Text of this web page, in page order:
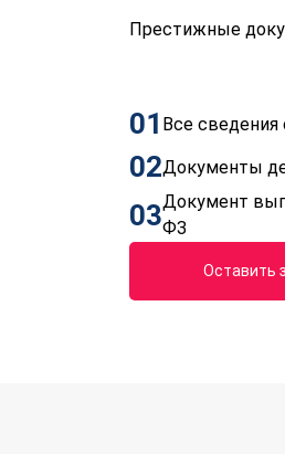
Престижные
01 Все
02Документы
03Документ
ФЗ
Оставить